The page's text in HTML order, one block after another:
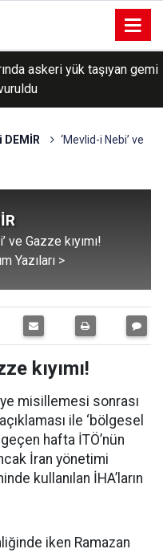
müzakereleri olumlu
DEMİR
‘Mevlid-i Nebi’ ve
ve Gazze kıyımı!
Yazıları >
kıyımı!
misillemesi sonrası
ile ‘bölgesel
hafta İTÖ’nün
İran yönetimi
kullanılan İHA’ların
iken Ramazan